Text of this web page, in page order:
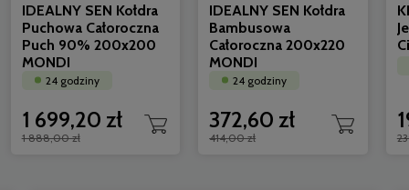
IDEALNY SEN Kołdra
Puchowa Całoroczna
Puch 90% 200x200
MONDI
24 godziny
1 699,20 zł
1 888,00 zł
IDEALNY SEN Kołdra
Bambusowa
Całoroczna 200x220
MONDI
24 godziny
372,60 zł
414,00 zł